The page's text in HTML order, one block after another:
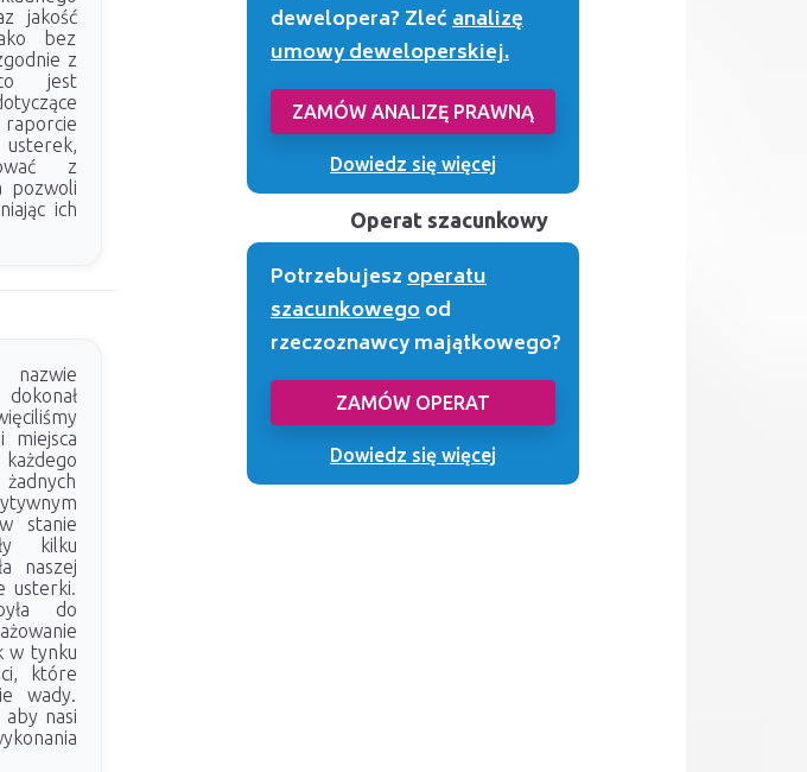
jakość
bez
z
co jest
raporcie
usterek,
z
pozwoli
ich
nazwie
miejsca
stanie
kilku
naszej
usterki.
do
w tynku
które
wady.
aby nasi
dewelopera? Zlećanalizę
umowy deweloperskiej.
ZAMÓW ANALIZĘ PRAWNĄ
Dowiedz się więcej
Operat szacunkowy
Potrzebujeszoperatu
szacunkowegood
rzeczoznawcy majątkowego?
ZAMÓW OPERAT
Dowiedz się więcej